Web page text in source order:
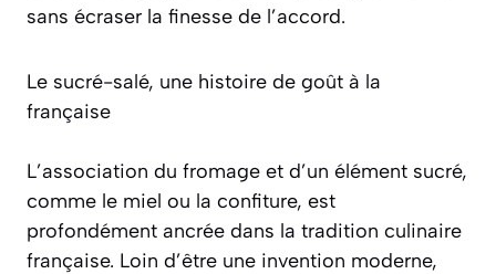
sans écraser la finesse de l’accord.
Le sucré-salé, une histoire de goût à la
française
L’association du fromage et d’un élément sucré,
comme le miel ou la confiture, est
profondément ancrée dans la tradition culinaire
française. Loin d’être une invention moderne,